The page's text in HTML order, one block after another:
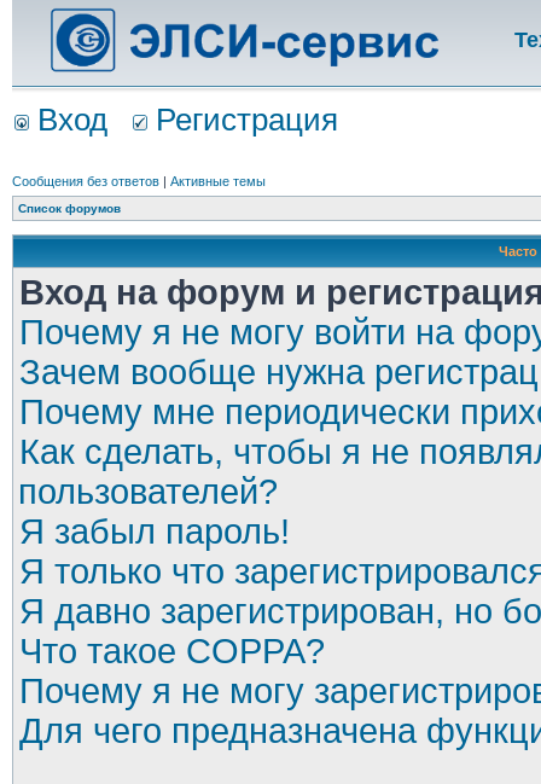
Вход Регистрация
Сообщения без ответов | Активные темы
Список форумов
Вход на форум и
Почему я не могу войти на
Зачем вообще нужна
Почему мне периодически
Как сделать, чтобы я не
пользователей?
Я забыл пароль!
Я только что
Я давно зарегистрирован, но
Что такое COPPA?
Почему я не могу
Для чего предназначена